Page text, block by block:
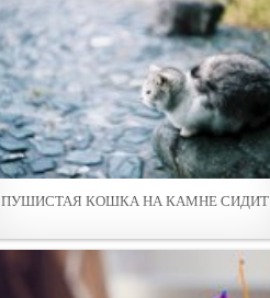
ПУШИСТАЯ КОШКА НА КАМНЕ СИДИТ